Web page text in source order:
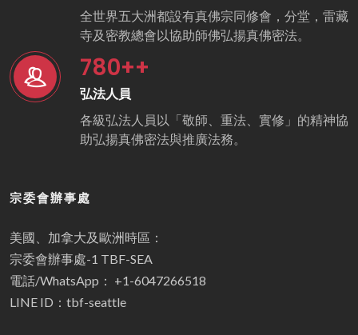
全世界五大洲都設有真佛宗同修會，分堂，雷藏
寺及密教總會以協助師佛弘揚真佛密法。
780++
弘法人員
各級弘法人員以「敬師、重法、實修」的精神協
助弘揚真佛密法與推廣法務。
宗委會辦事處
美國、加拿大及歐洲時區：
宗委會辦事處-1 TBF-SEA
電話/WhatsApp： +1-6047266518
LINE ID：tbf-seattle